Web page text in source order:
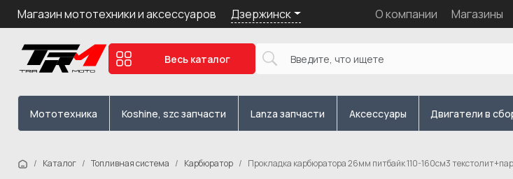
Магазин мототехники и аксессуаров Дзержинск О компании Магазины
Весь каталог
Мототехника Koshine, szc запчасти Lanza запчасти Аксессуары Двигатели в
Каталог Топливная система Карбюратор Прокладка карбюратора 26мм питбайк 110-160см3